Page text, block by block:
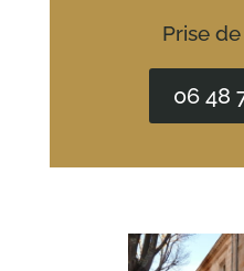
Prise
06 48